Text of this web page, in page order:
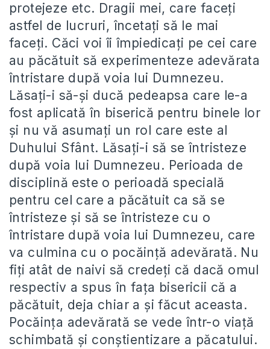
protejeze etc. Dragii mei, care faceți
astfel de lucruri, încetați să le mai
faceți. Căci voi îi împiedicați pe cei care
au păcătuit să experimenteze adevărata
întristare după voia lui Dumnezeu.
Lăsați-i să-și ducă pedeapsa care le-a
fost aplicată în biserică pentru binele lor
și nu vă asumați un rol care este al
Duhului Sfânt. Lăsați-i să se întristeze
după voia lui Dumnezeu. Perioada de
disciplină este o perioadă specială
pentru cel care a păcătuit ca să se
întristeze și să se întristeze cu o
întristare după voia lui Dumnezeu, care
va culmina cu o pocăință adevărată. Nu
fiți atât de naivi să credeți că dacă omul
respectiv a spus în fața bisericii că a
păcătuit, deja chiar a și făcut aceasta.
Pocăința adevărată se vede într-o viață
schimbată și conștientizare a păcatului.